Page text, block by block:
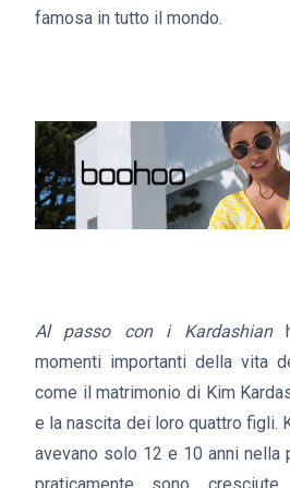
famosa in tutto il mondo.
Al passo con i Kardashian
momenti importanti della vita
come il matrimonio di Kim
e la nascita dei loro quattro figli.
avevano solo 12 e 10 anni nella